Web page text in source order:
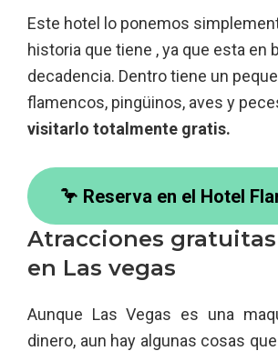
Este hotel lo ponemos
historia que tiene , ya que esta en
decadencia. Dentro tiene un
flamencos, pingüinos, aves y
visitarlo totalmente gratis.
🦩 Reserva en el Hotel
Atracciones
en Las vegas
Aunque Las Vegas es una
dinero, aun hay algunas cosas